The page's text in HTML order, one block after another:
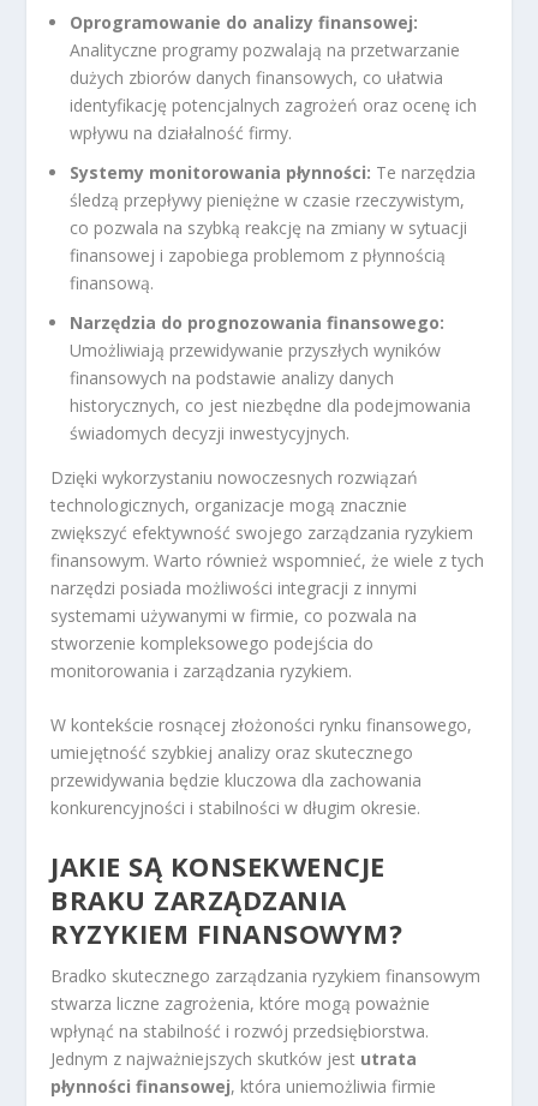
Oprogramowanie do analizy finansowej:
Analityczne programy pozwalają na przetwarzanie
dużych zbiorów danych finansowych, co ułatwia
identyfikację potencjalnych zagrożeń oraz ocenę ich
wpływu na działalność firmy.
Systemy monitorowania płynności: Te narzędzia
śledzą przepływy pieniężne w czasie rzeczywistym,
co pozwala na szybką reakcję na zmiany w sytuacji
finansowej i zapobiega problemom z płynnością
finansową.
Narzędzia do prognozowania finansowego:
Umożliwiają przewidywanie przyszłych wyników
finansowych na podstawie analizy danych
historycznych, co jest niezbędne dla podejmowania
świadomych decyzji inwestycyjnych.
Dzięki wykorzystaniu nowoczesnych rozwiązań
technologicznych, organizacje mogą znacznie
zwiększyć efektywność swojego zarządzania ryzykiem
finansowym. Warto również wspomnieć, że wiele z tych
narzędzi posiada możliwości integracji z innymi
systemami używanymi w firmie, co pozwala na
stworzenie kompleksowego podejścia do
monitorowania i zarządzania ryzykiem.
W kontekście rosnącej złożoności rynku finansowego,
umiejętność szybkiej analizy oraz skutecznego
przewidywania będzie kluczowa dla zachowania
konkurencyjności i stabilności w długim okresie.
JAKIE SĄ KONSEKWENCJE
BRAKU ZARZĄDZANIA
RYZYKIEM FINANSOWYM?
Bradko skutecznego zarządzania ryzykiem finansowym
stwarza liczne zagrożenia, które mogą poważnie
wpłynąć na stabilność i rozwój przedsiębiorstwa.
Jednym z najważniejszych skutków jest utrata
płynności finansowej, która uniemożliwia firmie